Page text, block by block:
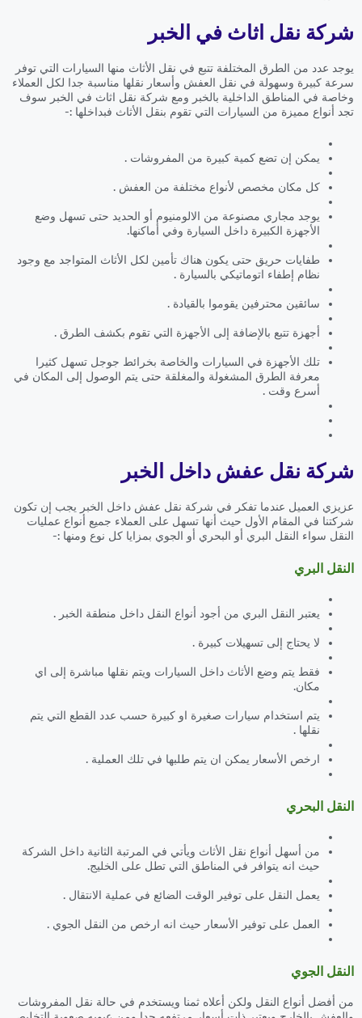
شركة نقل اثاث في الخبر
يوجد عدد من الطرق المختلفة تتبع في نقل الأثاث منها السيارات التي توفر
سرعة كبيرة وسهولة في نقل العفش وأسعار نقلها مناسبة جدا لكل العملاء
وخاصة في المناطق الداخلية بالخبر ومع شركة نقل اثاث في الخبر سوف
تجد أنواع مميزة من السيارات التي تقوم بنقل الأثاث فبداخلها :-
يمكن إن تضع كمية كبيرة من المفروشات .
كل مكان مخصص لأنواع مختلفة من العفش .
يوجد مجاري مصنوعة من الالومنيوم أو الحديد حتى تسهل وضع
الأجهزة الكبيرة داخل السيارة وفي أماكنها.
طفايات حريق حتى يكون هناك تأمين لكل الأثاث المتواجد مع وجود
نظام إطفاء اتوماتيكي بالسيارة .
سائقين محترفين يقوموا بالقيادة .
أجهزة تتبع بالإضافة إلى الأجهزة التي تقوم بكشف الطرق .
تلك الأجهزة في السيارات والخاصة بخرائط جوجل تسهل كثيرا
معرفة الطرق المشغولة والمغلقة حتى يتم الوصول إلى المكان في
أسرع وقت .
شركة نقل عفش داخل الخبر
عزيزي العميل عندما تفكر في شركة نقل عفش داخل الخبر يجب إن تكون
شركتنا في المقام الأول حيث أنها تسهل على العملاء جميع أنواع عمليات
النقل سواء النقل البري أو البحري أو الجوي بمزايا كل نوع ومنها :-
النقل البري
يعتبر النقل البري من أجود أنواع النقل داخل منطقة الخبر .
لا يحتاج إلى تسهيلات كبيرة .
فقط يتم وضع الأثاث داخل السيارات ويتم نقلها مباشرة إلى اي
مكان.
يتم استخدام سيارات صغيرة او كبيرة حسب عدد القطع التي يتم
نقلها .
ارخص الأسعار يمكن ان يتم طلبها في تلك العملية .
النقل البحري
من أسهل أنواع نقل الأثاث ويأتي في المرتبة الثانية داخل الشركة
حيث انه يتوافر في المناطق التي تطل على الخليج.
يعمل النقل على توفير الوقت الضائع في عملية الانتقال .
العمل على توفير الأسعار حيث انه ارخص من النقل الجوي .
النقل الجوي
من أفضل أنواع النقل ولكن أعلاه ثمنا ويستخدم في حالة نقل المفروشات